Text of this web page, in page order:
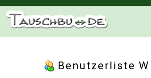
Benutzerliste W